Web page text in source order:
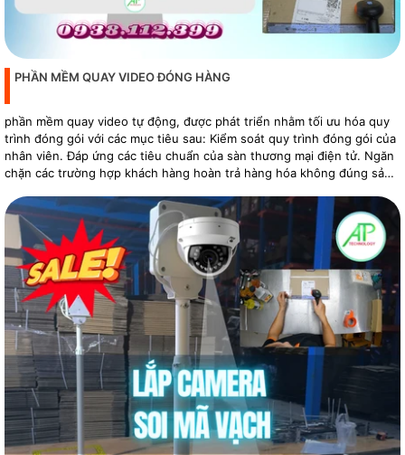
PHẦN MỀM QUAY VIDEO ĐÓNG HÀNG
phần mềm quay video tự động, được phát triển nhằm tối ưu hóa quy
trình đóng gói với các mục tiêu sau: Kiểm soát quy trình đóng gói của
nhân viên. Đáp ứng các tiêu chuẩn của sàn thương mại điện tử. Ngăn
chặn các trường hợp khách hàng hoàn trả hàng hóa không đúng sản